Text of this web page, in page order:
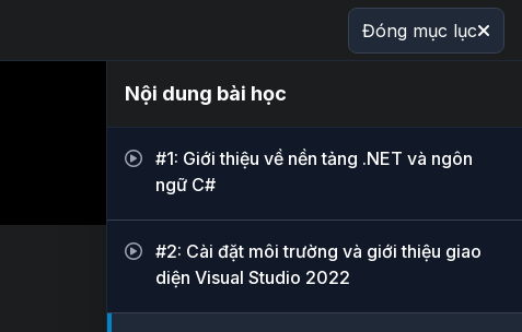
Đóng mục lục
Nội dung bài học
#1: Giới thiệu về nền tảng .NET và ngôn
ngữ C#
#2: Cài đặt môi trường và giới thiệu giao
diện Visual Studio 2022